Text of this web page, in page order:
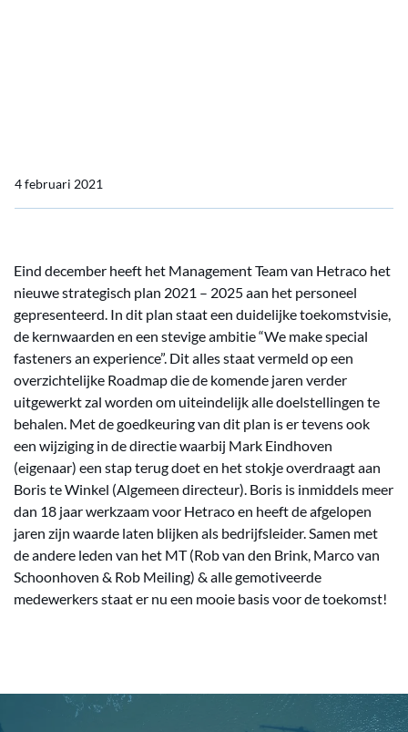
4 februari 2021
Eind december heeft het Management Team van Hetraco het
nieuwe strategisch plan 2021 – 2025 aan het personeel
gepresenteerd. In dit plan staat een duidelijke toekomstvisie,
de kernwaarden en een stevige ambitie “We make special
fasteners an experience”. Dit alles staat vermeld op een
overzichtelijke Roadmap die de komende jaren verder
uitgewerkt zal worden om uiteindelijk alle doelstellingen te
behalen. Met de goedkeuring van dit plan is er tevens ook
een wijziging in de directie waarbij Mark Eindhoven
(eigenaar) een stap terug doet en het stokje overdraagt aan
Boris te Winkel (Algemeen directeur). Boris is inmiddels meer
dan 18 jaar werkzaam voor Hetraco en heeft de afgelopen
jaren zijn waarde laten blijken als bedrijfsleider. Samen met
de andere leden van het MT (Rob van den Brink, Marco van
Schoonhoven & Rob Meiling) & alle gemotiveerde
medewerkers staat er nu een mooie basis voor de toekomst!